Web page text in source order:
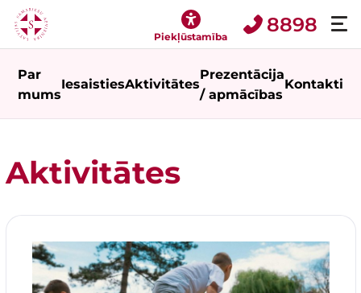
Piekļūstamība 8898
Par
mums
IesaistiesAktivitātes
Prezentācija
/ apmācības
Kontakti
Aktivitātes